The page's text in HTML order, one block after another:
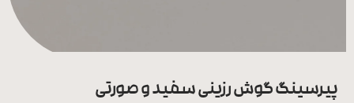
پیرسینگ گوش رزینی سفید و صورتی